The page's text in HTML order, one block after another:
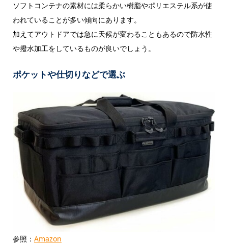
ソフトコンテナの素材には柔らかい樹脂やポリエステル系が使
われていることが多い傾向にあります。
加えてアウトドアでは急に天候が変わることもあるので防水性
や撥水加工をしているものが良いでしょう。
ポケットや仕切りなどで選ぶ
参照： Amazon